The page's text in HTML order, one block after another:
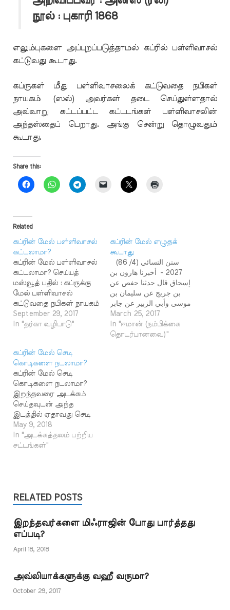
நூல் : புகாரி 1868
எலும்புகளை அப்புறப்படுத்தாமல் கப்ரில் பள்ளிவாசல்
கட்டுவது கூடாது.
கப்ருகள் மீது பள்ளிவாசலைக் கட்டுவதை நபிகள்
நாயகம் (ஸல்) அவர்கள் தடை செய்துள்ளதால்
அவ்வாறு கட்டப்பட்ட கட்டடங்கள் பள்ளிவாசலின்
அந்தஸ்தைப் பெறாது. அங்கு சென்று தொழுவதும்
கூடாது.
Share this:
Related
கப்ரின் மேல் பள்ளிவாசல்
கட்டலாமா?
கப்ரின் மேல் பள்ளிவாசல்
கட்டலாமா? செய்யத்
மஸ்வூத் பதில் : கப்ருக்கு
மேல் பள்ளிவாசல்
கட்டுவதை நபிகள் நாயகம்
(ஸல்) அவர்கள் தடை
செய்துள்ளார்கள்.
سَعِيدِ بْنِ الْمُسَيَّبِ عَنْ أَبِي
هُرَيْرَةَ أَنَّ رَسُولَ اللَّهِ صَلَّى
اللَّهُ عَلَيْهِ وَسَلَّمَ قَالَ قَاتَلَ اللَّهُ
الْيَهُودَ اتَّخَذُوا قُبُورَ أَنْبِيَائِهِمْ
مَسَاجِدَ…
September 29, 2017
In "தர்கா வழிபாடு"
கப்ரின் மேல் எழுதக்
கூடாது
2027 - أخبرنا هارون بن
إسحاق قال حدثنا حفص عن
بن جريج عن سليمان بن
موسى وأبي الزبير عن جابر
قال : نهى رسول الله صلى
الله عليه و سلم أن يبني على
القبر أو يزاد عليه أو يجصص
March 25, 2017
In "ஈமான் (நம்பிக்கை
தொடர்பானவை)"
கப்ரின் மேல் செடி
கொடிகளை நடலாமா?
கப்ரின் மேல் செடி
கொடிகளை நடலாமா?
இறந்தவரை அடக்கம்
செய்தவுடன் அந்த
இடத்தில் ஏதாவது செடி
கொடிகளை நட்டு
வைக்கும் வழக்கம்
தமிழகத்தில்
صحيح البخاري 216 - حَدَّثَنَا
عُثْمَانُ، قَالَ: حَدَّثَنَا جَرِيرٌ، عَنْ
مَنْصُورٍ، عَنْ مُجَاهِدٍ، عَنِ ابْنِ
عَبَّاسٍ، قَالَ: مَرَّ النَّبِيُّ صَلَّى
اللهُ عَلَيْهِ وَسَلَّمَ بِحَائِطٍ مِنْ
حِيطَانِ…
May 9, 2018
In "அடக்கத்தலம் பற்றிய
சட்டங்கள்"
RELATED POSTS
இறந்தவர்களை மிஃராஜின் போது பார்த்தது
எப்படி?
April 18, 2018
அவ்லியாக்களுக்கு வஹீ வருமா?
October 29, 2017